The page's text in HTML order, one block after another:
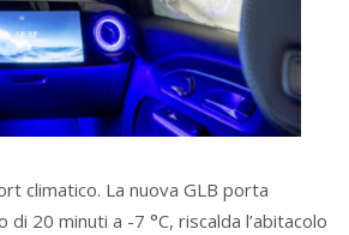
climatico. La nuova GLB porta
20 minuti a -7 °C, riscalda l’abitacolo